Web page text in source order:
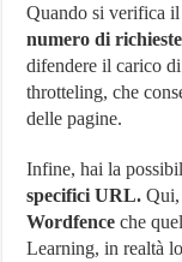
Quando si verifica
numero di
difendere il carico
throtteling, che
delle pagine.
Infine, hai la
specifici URL. Qui,
Wordfence che
Learning, in realtà